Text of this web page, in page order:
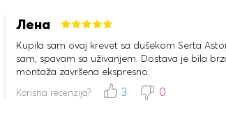
Лена
Kupila sam ovaj krevet sa dušekom Serta
sam, spavam sa uživanjem. Dostava je bila
montaža završena ekspresno.
Korisna recenzija? 3 0